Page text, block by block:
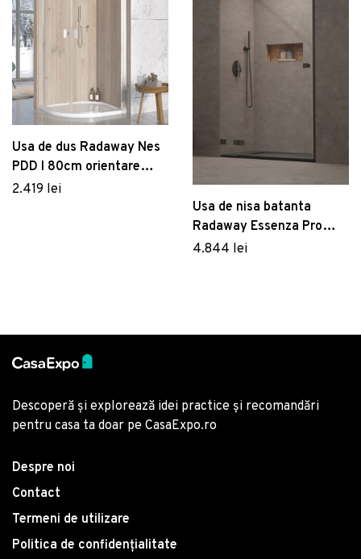
Usa de dus Radaway Nes
PDD I 80cm orientare
dreapta
2.419 lei
Usa de nisa batanta
Radaway Essenza Pro
DWJ 100cm deschidere
4.844 lei
Descoperă și explorează idei practice și recomandări
pentru casa ta doar pe CasaExpo.ro
Despre noi
Contact
Termeni de utilizare
Politica de confidențialitate